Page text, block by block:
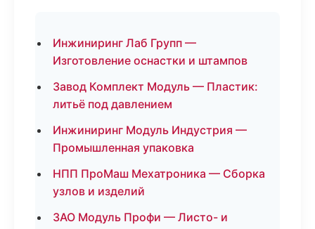
Инжиниринг Лаб Групп —
Изготовление оснастки и штампов
Завод Комплект Модуль — Пластик:
литьё под давлением
Инжиниринг Модуль Индустрия —
Промышленная упаковка
НПП ПроМаш Мехатроника — Сборка
узлов и изделий
ЗАО Модуль Профи — Листо- и